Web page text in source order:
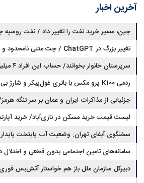
آخرین اخبار
چین، مسیر خرید نفت را تغییر داد / نفت
تغییر بزرگ در ChatGPT / چت متنی نامحدود و رایگان
سرپرستان خانوار بخوانند/ حساب این افراد ۴ میلیون تومان شارژ شد
ردمی K100 پرو مکس با باتری غول‌پیکر و شارژ بی‌سیم روانه بازار می‌شود
جزئیاتی از مذاکرات ایران و عمان بر سر تنگه
مجلس: بیانیه‌ای شامل تصحیح مسیر تردد دریایی در
است
چقدر سرمایه نیاز دارد؟ + جدول مردادماه ۱۴۰۵
سخنگوی آبفای تهران: وضعیت آب پایتخت
سامانه‌های تامین اجتماعی بدون قطعی و
دبیرکل سازمان ملل باز هم خواستار آتش‌بس